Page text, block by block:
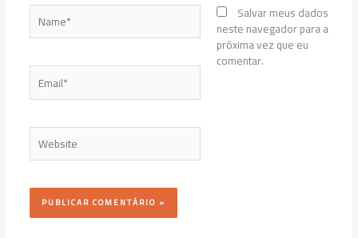
Name*
Email*
Website
Salvar meus dados
neste navegador para a
próxima vez que eu
comentar.